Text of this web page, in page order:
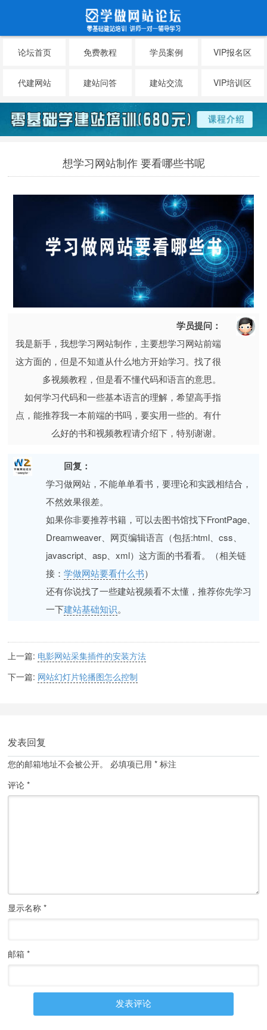
论坛首页 免费教程 学员案例 VIP报名区
代建网站 建站问答 建站交流 VIP培训区
想学习网站制作 要看哪些书呢
学员提问：
我是新手，我想学习网站制作，主要想学习网站前端
这方面的，但是不知道从什么地方开始学习。找了很
多视频教程，但是看不懂代码和语言的意思。
如何学习代码和一些基本语言的理解，希望高手指
点，能推荐我一本前端的书吗，要实用一些的。有什
么好的书和视频教程请介绍下，特别谢谢。
回复：
学习做网站，不能单单看书，要理论和实践相结合，
不然效果很差。
如果你非要推荐书籍，可以去图书馆找下FrontPage、
Dreamweaver、网页编辑语言（包括:html、css、
javascript、asp、xml）这方面的书看看。（相关链
接： 学做网站要看什么书）
还有你说找了一些建站视频看不太懂，推荐你先学习
一下建站基础知识。
上一篇: 电影网站采集插件的安装方法
下一篇: 网站幻灯片轮播图怎么控制
发表回复
您的邮箱地址不会被公开。 必填项已用* 标注
评论*
显示名称*
邮箱*